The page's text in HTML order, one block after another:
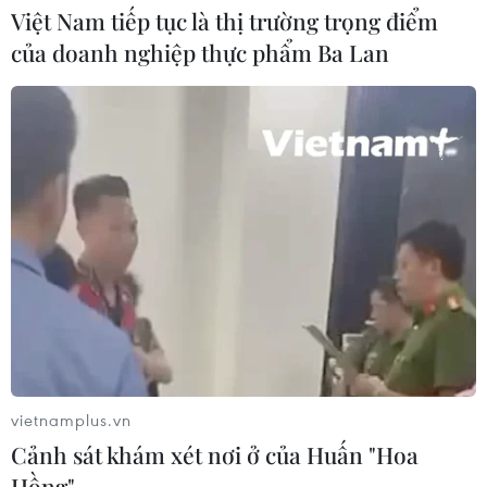
bay Liên Khương mở cửa đúng hạn
19/8
Sẽ nghiên cứu tìm nguồn vốn đầu tư
cao tốc Hà Tiên-Rạch Giá-Bạc Liêu
05/08/2026 01:43
CƠ QUAN CHỦ QUẢN: THÔNG TẤN XÃ VIỆT NAM
Việt Nam tiếp tục là thị trường trọng điểm
của doanh nghiệp thực phẩm Ba Lan
vietnamplus.vn
Cảnh sát khám xét nơi ở của Huấn "Hoa